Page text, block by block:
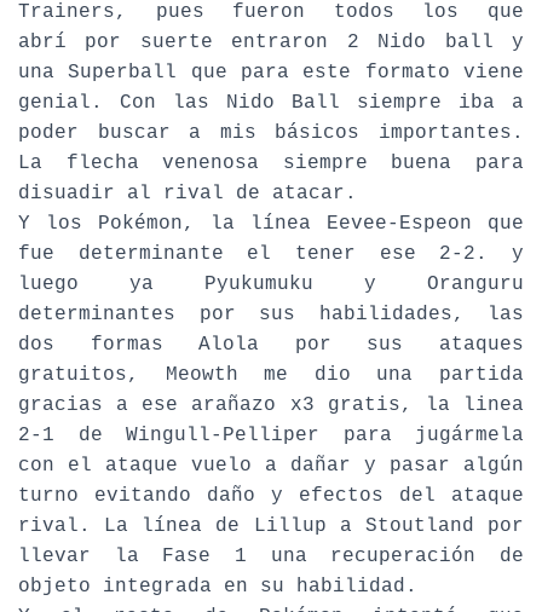
Trainers, pues fueron todos los que
abrí por suerte entraron 2 Nido ball y
una Superball que para este formato viene
genial. Con las Nido Ball siempre iba a
poder buscar a mis básicos importantes.
La flecha venenosa siempre buena para
disuadir al rival de atacar.
Y los Pokémon, la línea Eevee-Espeon que
fue determinante el tener ese 2-2. y
luego ya Pyukumuku y Oranguru
determinantes por sus habilidades, las
dos formas Alola por sus ataques
gratuitos, Meowth me dio una partida
gracias a ese arañazo x3 gratis, la linea
2-1 de Wingull-Pelliper para jugármela
con el ataque vuelo a dañar y pasar algún
turno evitando daño y efectos del ataque
rival. La línea de Lillup a Stoutland por
llevar la Fase 1 una recuperación de
objeto integrada en su habilidad.